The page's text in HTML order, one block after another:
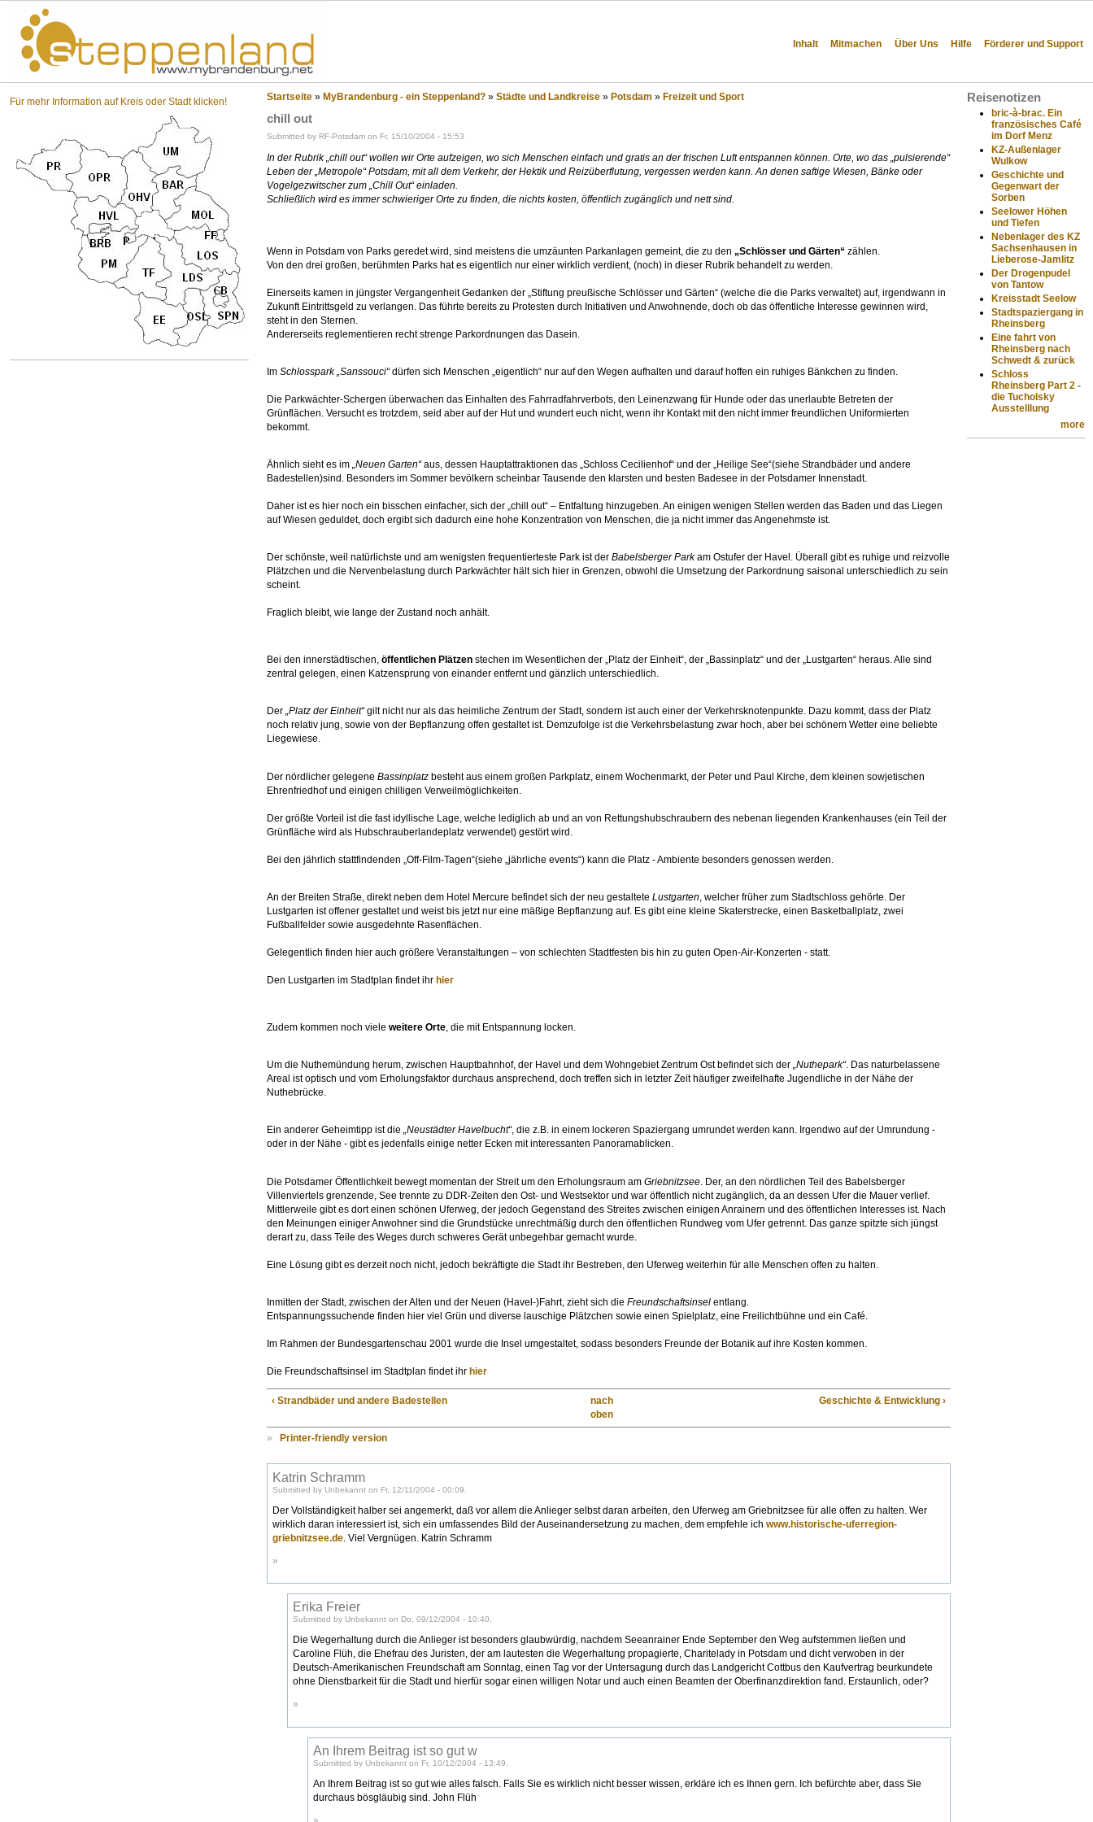
Inhalt Mitmachen Über Uns Hilfe Förderer und Support
Für mehr Information auf Kreis oder Stadt klicken! Startseite » MyBrandenburg - ein Steppenland? » Städte und Landkreise » Potsdam » Freizeit und Sport
chill out
Submitted by RF-Potsdam on Fr, 15/10/2004 - 15:53
In der Rubrik „chill out“ wollen wir Orte aufzeigen, wo sich Menschen einfach und gratis an der frischen Luft entspannen können. Orte, wo das „pulsierende“
Leben der „Metropole“ Potsdam, mit all dem Verkehr, der Hektik und Reizüberflutung, vergessen werden kann. An denen saftige Wiesen, Bänke oder
Vogelgezwitscher zum „Chill Out“ einladen.
Schließlich wird es immer schwieriger Orte zu finden, die nichts kosten, öffentlich zugänglich und nett sind.
Wenn in Potsdam von Parks geredet wird, sind meistens die umzäunten Parkanlagen gemeint, die zu den „Schlösser und Gärten“ zählen.
Von den drei großen, berühmten Parks hat es eigentlich nur einer wirklich verdient, (noch) in dieser Rubrik behandelt zu werden.
Einerseits kamen in jüngster Vergangenheit Gedanken der „Stiftung preußische Schlösser und Gärten“ (welche die die Parks verwaltet) auf, irgendwann in
Zukunft Eintrittsgeld zu verlangen. Das führte bereits zu Protesten durch Initiativen und Anwohnende, doch ob das öffentliche Interesse gewinnen wird,
steht in den Sternen.
Andererseits reglementieren recht strenge Parkordnungen das Dasein.
Im Schlosspark „Sanssouci“dürfen sich Menschen „eigentlich“ nur auf den Wegen aufhalten und darauf hoffen ein ruhiges Bänkchen zu finden.
Die Parkwächter-Schergen überwachen das Einhalten des Fahrradfahrverbots, den Leinenzwang für Hunde oder das unerlaubte Betreten der
Grünflächen. Versucht es trotzdem, seid aber auf der Hut und wundert euch nicht, wenn ihr Kontakt mit den nicht immer freundlichen Uniformierten
bekommt.
Ähnlich sieht es im „Neuen Garten“aus, dessen Hauptattraktionen das „Schloss Cecilienhof“ und der „Heilige See“(siehe Strandbäder und andere
Badestellen)sind. Besonders im Sommer bevölkern scheinbar Tausende den klarsten und besten Badesee in der Potsdamer Innenstadt.
Daher ist es hier noch ein bisschen einfacher, sich der „chill out“ – Entfaltung hinzugeben. An einigen wenigen Stellen werden das Baden und das Liegen
auf Wiesen geduldet, doch ergibt sich dadurch eine hohe Konzentration von Menschen, die ja nicht immer das Angenehmste ist.
Der schönste, weil natürlichste und am wenigsten frequentierteste Park ist der Babelsberger Parkam Ostufer der Havel. Überall gibt es ruhige und reizvolle
Plätzchen und die Nervenbelastung durch Parkwächter hält sich hier in Grenzen, obwohl die Umsetzung der Parkordnung saisonal unterschiedlich zu sein
scheint.
Fraglich bleibt, wie lange der Zustand noch anhält.
Bei den innerstädtischen, öffentlichen Plätzen stechen im Wesentlichen der „Platz der Einheit“, der „Bassinplatz“ und der „Lustgarten“ heraus. Alle sind
zentral gelegen, einen Katzensprung von einander entfernt und gänzlich unterschiedlich.
Der „Platz der Einheit“gilt nicht nur als das heimliche Zentrum der Stadt, sondern ist auch einer der Verkehrsknotenpunkte. Dazu kommt, dass der Platz
noch relativ jung, sowie von der Bepflanzung offen gestaltet ist. Demzufolge ist die Verkehrsbelastung zwar hoch, aber bei schönem Wetter eine beliebte
Liegewiese.
Der nördlicher gelegene Bassinplatz besteht aus einem großen Parkplatz, einem Wochenmarkt, der Peter und Paul Kirche, dem kleinen sowjetischen
Ehrenfriedhof und einigen chilligen Verweilmöglichkeiten.
Der größte Vorteil ist die fast idyllische Lage, welche lediglich ab und an von Rettungshubschraubern des nebenan liegenden Krankenhauses (ein Teil der
Grünfläche wird als Hubschrauberlandeplatz verwendet) gestört wird.
Bei den jährlich stattfindenden „Off-Film-Tagen“(siehe „jährliche events“) kann die Platz - Ambiente besonders genossen werden.
An der Breiten Straße, direkt neben dem Hotel Mercure befindet sich der neu gestaltete Lustgarten , welcher früher zum Stadtschloss gehörte. Der
Lustgarten ist offener gestaltet und weist bis jetzt nur eine mäßige Bepflanzung auf. Es gibt eine kleine Skaterstrecke, einen Basketballplatz, zwei
Fußballfelder sowie ausgedehnte Rasenflächen.
Gelegentlich finden hier auch größere Veranstaltungen – von schlechten Stadtfesten bis hin zu guten Open-Air-Konzerten - statt.
Den Lustgarten im Stadtplan findet ihr hier
Zudem kommen noch viele weitere Orte, die mit Entspannung locken.
Um die Nuthemündung herum, zwischen Hauptbahnhof, der Havel und dem Wohngebiet Zentrum Ost befindet sich der „Nuthepark“. Das naturbelassene
Areal ist optisch und vom Erholungsfaktor durchaus ansprechend, doch treffen sich in letzter Zeit häufiger zweifelhafte Jugendliche in der Nähe der
Nuthebrücke.
Ein anderer Geheimtipp ist die „Neustädter Havelbucht“, die z.B. in einem lockeren Spaziergang umrundet werden kann. Irgendwo auf der Umrundung -
oder in der Nähe - gibt es jedenfalls einige netter Ecken mit interessanten Panoramablicken.
Die Potsdamer Öffentlichkeit bewegt momentan der Streit um den Erholungsraum am Griebnitzsee . Der, an den nördlichen Teil des Babelsberger
Villenviertels grenzende, See trennte zu DDR-Zeiten den Ost- und Westsektor und war öffentlich nicht zugänglich, da an dessen Ufer die Mauer verlief.
Mittlerweile gibt es dort einen schönen Uferweg, der jedoch Gegenstand des Streites zwischen einigen Anrainern und des öffentlichen Interesses ist. Nach
den Meinungen einiger Anwohner sind die Grundstücke unrechtmäßig durch den öffentlichen Rundweg vom Ufer getrennt. Das ganze spitzte sich jüngst
derart zu, dass Teile des Weges durch schweres Gerät unbegehbar gemacht wurde.
Eine Lösung gibt es derzeit noch nicht, jedoch bekräftigte die Stadt ihr Bestreben, den Uferweg weiterhin für alle Menschen offen zu halten.
Inmitten der Stadt, zwischen der Alten und der Neuen (Havel-)Fahrt, zieht sich die Freundschaftsinsel entlang.
Entspannungssuchende finden hier viel Grün und diverse lauschige Plätzchen sowie einen Spielplatz, eine Freilichtbühne und ein Café.
Im Rahmen der Bundesgartenschau 2001 wurde die Insel umgestaltet, sodass besonders Freunde der Botanik auf ihre Kosten kommen.
Die Freundschaftsinsel im Stadtplan findet ihr hier
‹ Strandbäder und andere Badestellen
nach
oben
Geschichte & Entwicklung ›
» Printer-friendly version
Katrin Schramm
Submitted by Unbekannt on Fr, 12/11/2004 - 00:09.
Der Vollständigkeit halber sei angemerkt, daß vor allem die Anlieger selbst daran arbeiten, den Uferweg am Griebnitzsee für alle offen zu halten. Wer
wirklich daran interessiert ist, sich ein umfassendes Bild der Auseinandersetzung zu machen, dem empfehle ichwww.historische-uferregion-
griebnitzsee.de . Viel Vergnügen. Katrin Schramm
»
Erika Freier
Submitted by Unbekannt on Do, 09/12/2004 - 10:40.
Die Wegerhaltung durch die Anlieger ist besonders glaubwürdig, nachdem Seeanrainer Ende September den Weg aufstemmen ließen und
Caroline Flüh, die Ehefrau des Juristen, der am lautesten die Wegerhaltung propagierte, Charitelady in Potsdam und dicht verwoben in der
Deutsch-Amerikanischen Freundschaft am Sonntag, einen Tag vor der Untersagung durch das Landgericht Cottbus den Kaufvertrag beurkundete
ohne Dienstbarkeit für die Stadt und hierfür sogar einen willigen Notar und auch einen Beamten der Oberfinanzdirektion fand. Erstaunlich, oder?
»
An Ihrem Beitrag ist so gut w
Submitted by Unbekannt on Fr, 10/12/2004 - 13:49.
An Ihrem Beitrag ist so gut wie alles falsch. Falls Sie es wirklich nicht besser wissen, erkläre ich es Ihnen gern. Ich befürchte aber, dass Sie
durchaus bösgläubig sind. John Flüh
Reisenotizen
bric-à-brac. Ein
französisches Café
im Dorf Menz
KZ-Außenlager
Wulkow
Geschichte und
Gegenwart der
Sorben
Seelower Höhen
und Tiefen
Nebenlager des KZ
Sachsenhausen in
Lieberose-Jamlitz
Der Drogenpudel
von Tantow
Kreisstadt Seelow
Stadtspaziergang in
Rheinsberg
Eine fahrt von
Rheinsberg nach
Schwedt & zurück
Schloss
Rheinsberg Part 2 -
die Tucholsky
Ausstelllung
more